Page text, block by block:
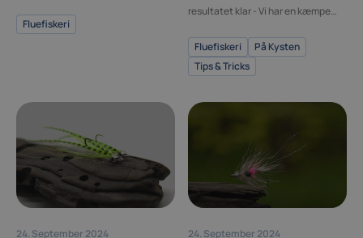
vores ture til Grønland efter
Fluefiskeri
resultatet klar - Vi har en kæmpe
Fluefiskeri
På Kysten
Tips & Tricks
24. September 2024 24. September 2024